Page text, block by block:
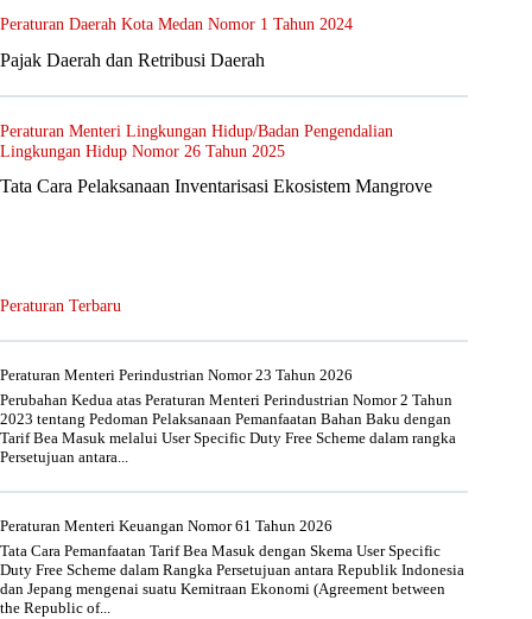
Peraturan Daerah Kota Medan Nomor 1 Tahun 2024
Pajak Daerah dan Retribusi Daerah
Peraturan Menteri Lingkungan Hidup/Badan Pengendalian
Lingkungan Hidup Nomor 26 Tahun 2025
Tata Cara Pelaksanaan Inventarisasi Ekosistem Mangrove
Peraturan Terbaru
Peraturan Menteri Perindustrian Nomor 23 Tahun 2026
Perubahan Kedua atas Peraturan Menteri Perindustrian Nomor 2 Tahun
2023 tentang Pedoman Pelaksanaan Pemanfaatan Bahan Baku dengan
Tarif Bea Masuk melalui User Specific Duty Free Scheme dalam rangka
Persetujuan antara...
Peraturan Menteri Keuangan Nomor 61 Tahun 2026
Tata Cara Pemanfaatan Tarif Bea Masuk dengan Skema User Specific
Duty Free Scheme dalam Rangka Persetujuan antara Republik Indonesia
dan Jepang mengenai suatu Kemitraan Ekonomi (Agreement between
the Republic of...